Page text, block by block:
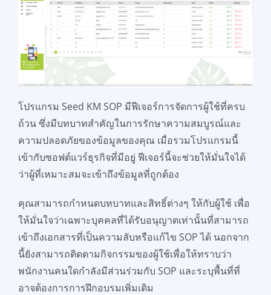
โปรแกรม Seed KM SOP มีฟีเจอร์การจัดการผู้ใช้ที่ครบ
ถ้วน ซึ่งมีบทบาทสำคัญในการรักษาความสมบูรณ์และ
ความปลอดภัยของข้อมูลของคุณ เมื่อรวมโปรแกรมนี้
เข้ากับซอฟต์แวร์ธุรกิจที่มีอยู่ ฟีเจอร์นี้จะช่วยให้มั่นใจได้
ว่าผู้ที่เหมาะสมจะเข้าถึงข้อมูลที่ถูกต้อง
คุณสามารถกำหนดบทบาทและสิทธิ์ต่างๆ ให้กับผู้ใช้ เพื่อ
ให้มั่นใจว่าเฉพาะบุคคลที่ได้รับอนุญาตเท่านั้นที่สามารถ
เข้าถึงเอกสารที่เป็นความลับหรือแก้ไข SOP ได้ นอกจาก
นี้ยังสามารถติดตามกิจกรรมของผู้ใช้เพื่อให้ทราบว่า
พนักงานคนใดกำลังมีส่วนร่วมกับ SOP และระบุพื้นที่ที่
อาจต้องการการฝึกอบรมเพิ่มเติม